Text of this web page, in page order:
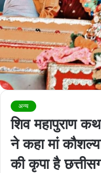
अन्य
शिव महापुराण
ने कहा मां
की कृपा है